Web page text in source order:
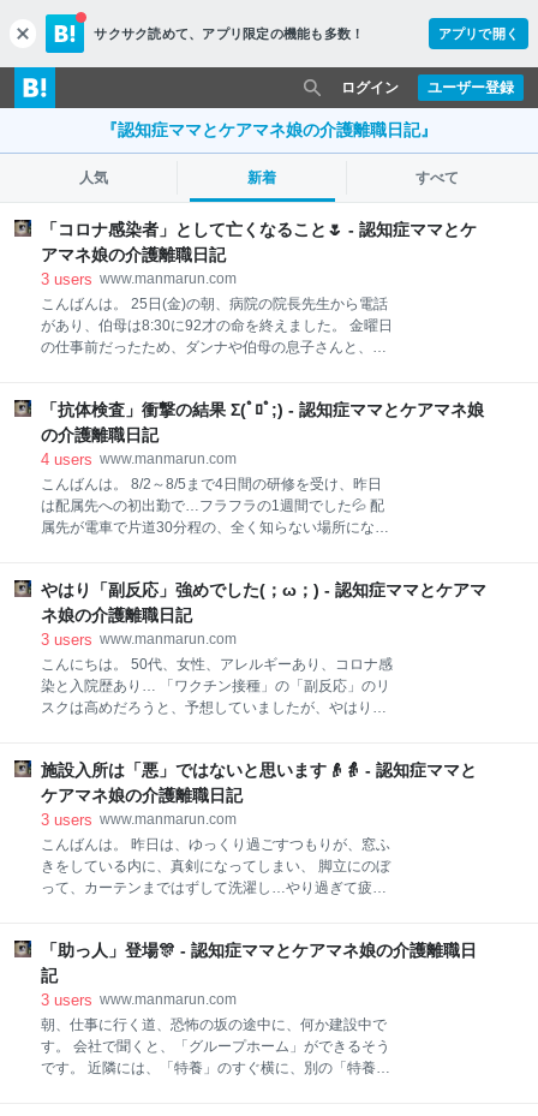
c
l
o
s
サクサク読めて、 アプリ限定の機能も多数！ アプリで開く
ユーザー登録
ログイン
『認知症ママとケアマネ娘の介護離職日記』
人気 新着 すべて
「コロナ感染者」として亡くなること🌷 - 認知症ママとケ
アマネ娘の介護離職日記
3 users www.manmarun.com
こんばんは。 25日(金)の朝、病院の院長先生から電話
があり、伯母は8:30に92才の命を終えました。 金曜日
の仕事前だったため、ダンナや伯母の息子さんと、連
が、やはり「コロナ感染者」として、扱われるとの説
明でした。 なので、面会はできないので、病院へ行く
事もなく、葬儀社からの連絡を、待つこととなりまし
た。 訪問先では「申し訳ありませんが、急用の電話が
入るかもしれないので…」と伝えて、マナーモードを
解除していました。 1人1人にとって大切な、認定のた
せながら、午前中2件の訪問を終えました💦 昼休みに
葬儀社から電話があり、これからの流れや、費用につ
いて説明がありました。 コロナ感染者のた
「抗体検査」衝撃の結果 Σ(ﾟﾛﾟ;) - 認知症ママとケアマネ娘
の介護離職日記
4 users www.manmarun.com
こんばんは。 8/2～8/5まで4日間の研修を受け、昨日
は配属先への初出勤で…フラフラの1週間でした💦 配
属先が電車で片道30分程の、全く知らない場所にな
ため、病院へ行きました🏥 6/29にワクチン（モデル
ナ）1回目の接種を受け、重めの副反応が起きまし
た。 今年の1月に、「コロナウィルス」に感染し、肺
炎を起こし入院しています。 下記の2つの情報から、2
回目のワクチン接種はキャンセルし、抗体検査を受け
て、「抗体量」を確認することにしました。 ①感染し
目の副反応より、2回目の副反応の方が強い。 （1回目
接種の副反応が強かったので、2回目接種には命の危
険も感じていました…💧） www.
やはり「副反応」強めでした(；ω；) - 認知症ママとケアマ
ネ娘の介護離職日記
3 users www.manmarun.com
こんにちは。 50代、女性、アレルギーあり、コロナ感
染と入院歴あり… 「ワクチン接種」の「副反応」のリ
スクは高めだろうと、予想していましたが、やはり昨
16:30に事前に処方してもらった解熱鎮痛剤と胃薬を
服用しました。 その後、左肩の痛みが強くなってき
て、イスを引いたり、トイレで下着や服（リラコ）を
引き上げる動作に、左手が使えなくなりました。 しん
どいので22:30に再度、薬を服用してベッドで横にな
りましたが、左肩の痛みのため、寝返りができず寝苦
てしまいました。 体温を測定すると36,3℃でしたが、
薬を取りに起き上がると、悪寒がして歯がカチカチと
震えます。 熱が上がる前に、悪心や悪寒
施設入所は「悪」ではないと思います👴👵 - 認知症ママと
ケアマネ娘の介護離職日記
3 users www.manmarun.com
こんばんは。 昨日は、ゆっくり過ごすつもりが、窓ふ
きをしている内に、真剣になってしまい、 脚立にのぼ
って、カーテンまではずして洗濯し…やり過ぎて疲れ
ログを読んで、自分と考え方が違う方がいても、それ
は当然なのですが… とても気になる記事を読んでしま
い、書かない方がいいんだと思いますが、 書きます‼️
（自分が止められない…💧） 「施設入所はケアマネの
敗北」という、記事を読んでしまったのです…。 ケア
マネをされていた方が、書かれていて、以前も「違和
「助っ人」登場🎊 - 認知症ママとケアマネ娘の介護離職日
記
3 users www.manmarun.com
朝、仕事に行く道、恐怖の坂の途中に、何か建設中で
す。 会社で聞くと、「グループホーム」ができるそう
です。 近隣には、「特養」のすぐ横に、別の「特養」